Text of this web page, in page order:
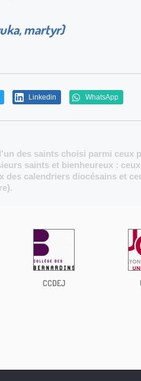
martyr)
Linkedin WhatsApp
des saints choisi parmi ceux
saints et bienheureux :
des calendriers diocésains et
CCDEJ